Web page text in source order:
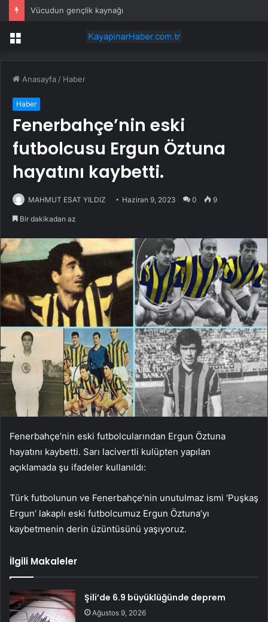
Vücudun gençlik kaynağı
Menü
Anasayfa / Haber
Haber
Fenerbahçe’nin eski
futbolcusu Ergun Öztuna
hayatını kaybetti.
MAHMUT ESAT YILDIZ Haziran 9, 2023 0 9
Bir dakikadan az
Fenerbahçe’nin eski futbolcularından Ergun Öztuna
hayatını kaybetti. Sarı lacivertli kulüpten yapılan
açıklamada şu ifadeler kullanıldı:
Türk futbolunun ve Fenerbahçe’nin unutulmaz ismi ‘Puşkaş
Ergun’ lakaplı eski futbolcumuz Ergun Öztuna’yı
kaybetmenin derin üzüntüsünü yaşıyoruz.
İlgili Makaleler
Şili’de 6.9 büyüklüğünde deprem
Ağustos 9, 2026